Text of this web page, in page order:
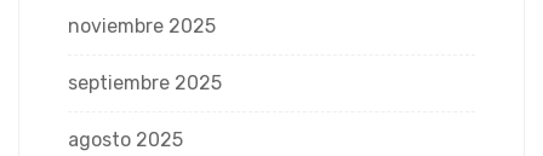
noviembre 2025
septiembre 2025
agosto 2025